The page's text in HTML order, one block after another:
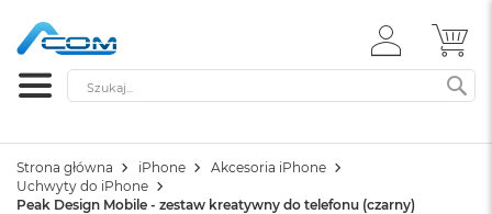
ZALOGUJ
SIĘ
Szukaj
Strona główna iPhone
Akcesoria iPhone
Uchwyty do iPhone
Peak Design Mobile - zestaw kreatywny do telefonu (czarny)